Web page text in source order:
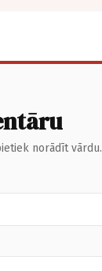
norādīt vārdu.